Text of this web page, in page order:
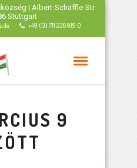
| Albert-Schäffle-Str.
Stuttgart
+49 (0) 711 236 919 0
9